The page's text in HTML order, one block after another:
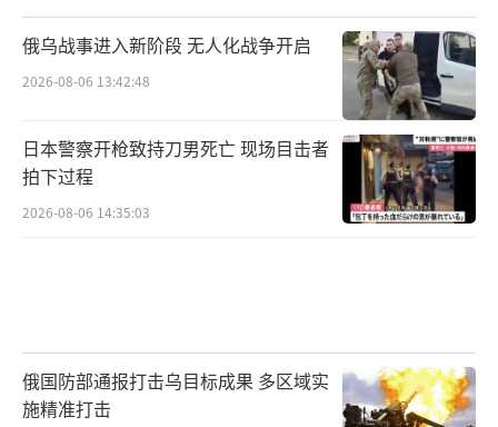
俄乌战事进入新阶段 无人化战争开启
2026-08-06 13:42:48
日本警察开枪致持刀男死亡 现场目击者
拍下过程
2026-08-06 14:35:03
俄国防部通报打击乌目标成果 多区域实
施精准打击